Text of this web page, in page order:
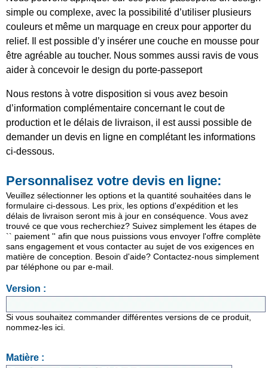
simple ou complexe, avec la possibilité d’utiliser plusieurs
couleurs et même un marquage en creux pour apporter du
relief. Il est possible d’y insérer une couche en mousse pour
être agréable au toucher. Nous sommes aussi ravis de vous
aider à concevoir le design du porte-passeport
Nous restons à votre disposition si vous avez besoin
d’information complémentaire concernant le cout de
production et le délais de livraison, il est aussi possible de
demander un devis en ligne en complétant les informations
ci-dessous.
Personnalisez votre devis en ligne:
Veuillez sélectionner les options et la quantité souhaitées dans le
formulaire ci-dessous. Les prix, les options d'expédition et les
délais de livraison seront mis à jour en conséquence. Vous avez
trouvé ce que vous recherchiez? Suivez simplement les étapes de
`` paiement '' afin que nous puissions vous envoyer l'offre complète
sans engagement et vous contacter au sujet de vos exigences en
matière de conception. Besoin d'aide? Contactez-nous simplement
par téléphone ou par e-mail.
Version :
Si vous souhaitez commander différentes versions de ce produit,
nommez-les ici.
Matière :